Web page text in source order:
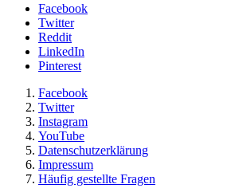
Facebook
Twitter
Reddit
LinkedIn
Pinterest
Facebook
Twitter
Instagram
YouTube
Datenschutzerklärung
Impressum
Häufig gestellte Fragen